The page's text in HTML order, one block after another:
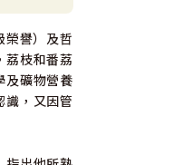
譽）及哲
荔枝和番荔
及礦物營養
識，又因管